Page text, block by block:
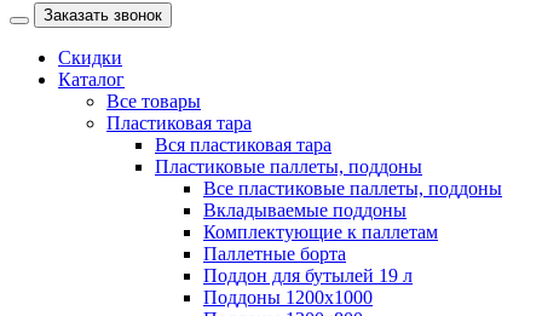
Заказать звонок
Скидки
Каталог
Все товары
Пластиковая тара
Вся пластиковая тара
Пластиковые паллеты, поддоны
Все пластиковые паллеты, поддоны
Вкладываемые поддоны
Комплектующие к паллетам
Паллетные борта
Поддон для бутылей 19 л
Поддоны 1200х1000